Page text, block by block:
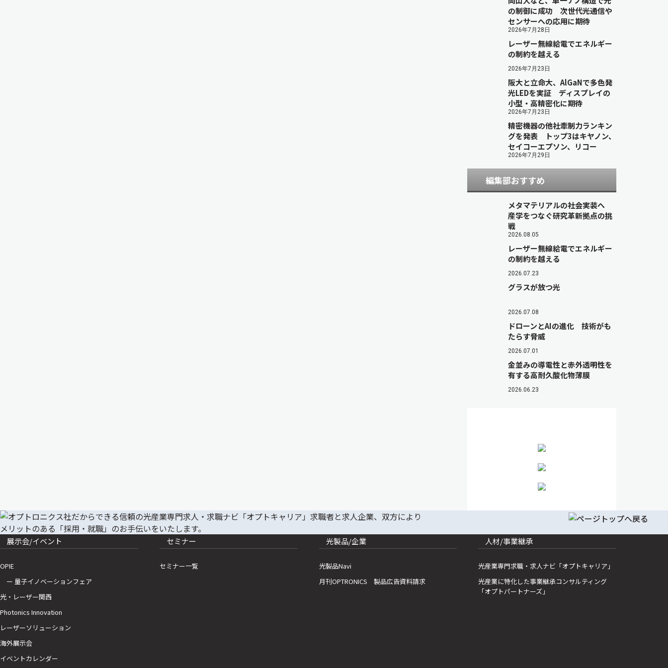
の制御に成功 次世代光通信や
センサーへの応用に期待
2026年7月28日
レーザー無線給電でエネルギー
の制約を越える
2026年7月23日
阪大と立命大、AlGaNで多色発
光LEDを実証 ディスプレイの
小型・高精密化に期待
2026年7月23日
精密機器の他社牽制力ランキン
グを発表 トップ3はキヤノン、
セイコーエプソン、リコー
2026年7月29日
編集部おすすめ
メタマテリアルの社会実装へ
産学をつなぐ研究革新拠点の挑
戦
2026.08.05
レーザー無線給電でエネルギー
の制約を越える
2026.07.23
グラスが放つ光
2026.07.08
ドローンとAIの進化 技術がも
たらす脅威
2026.07.01
金並みの導電性と赤外透明性を
有する高耐久酸化物薄膜
2026.06.23
展示会/イベント
OPIE
ー 量子イノベーションフェア
光・レーザー関西
Photonics Innovation
レーザーソリューション
海外展示会
イベントカレンダー
セミナー
セミナー一覧
光製品/企業
光製品Navi
月刊OPTRONICS 製品広告資料請求
人材/事業継承
光産業専門求職・求人ナビ「オプトキャリア」
光産業に特化した事業継承コンサルティング
「オプトパートナーズ」